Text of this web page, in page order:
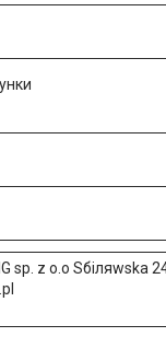
sp. z o.o Sбіляwska